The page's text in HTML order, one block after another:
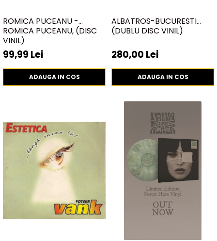
ROMICA PUCEANU -
ROMICA PUCEANU, (DISC
VINIL)
99,99 Lei
ADAUGA IN COS
ALBATROS-BUCURESTI
(DUBLU DISC VINIL)
280,00 Lei
ADAUGA IN COS